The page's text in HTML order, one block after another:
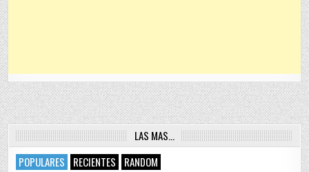
LAS MAS…
POPULARES
RECIENTES RANDOM